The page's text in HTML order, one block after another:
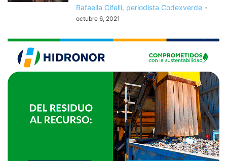
Rafaella Cifelli, periodista Codexverde -
octubre 6, 2021